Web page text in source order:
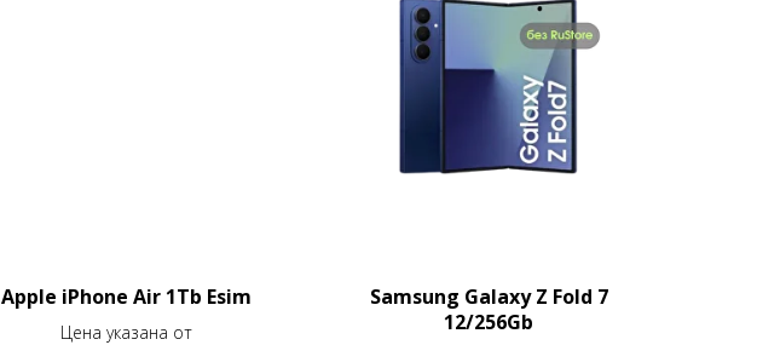
Apple iPhone Air 1Tb Esim
Цена указана от
Samsung Galaxy Z Fold 7
12/256Gb